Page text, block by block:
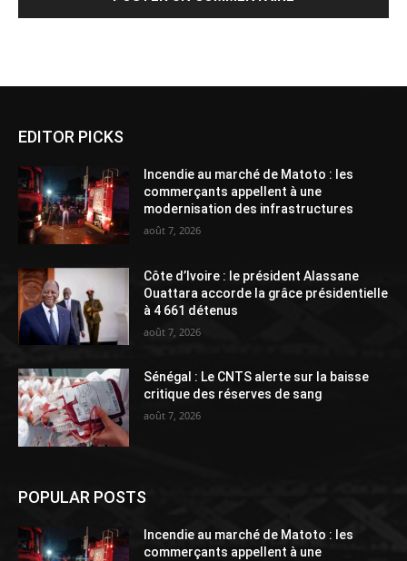
EDITOR PICKS
Incendie au marché de Matoto : les
commerçants appellent à une
modernisation des infrastructures
août 7, 2026
Côte d’Ivoire : le président Alassane
Ouattara accorde la grâce présidentielle
à 4 661 détenus
août 7, 2026
Sénégal : Le CNTS alerte sur la baisse
critique des réserves de sang
août 7, 2026
POPULAR POSTS
Incendie au marché de Matoto : les
commerçants appellent à une